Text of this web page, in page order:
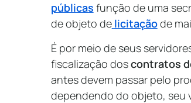
públicas função de uma
de objeto de licitaçãode
É por meio de seus
fiscalização doscontratos
antes devem passar pelo
dependendo do objeto, seu